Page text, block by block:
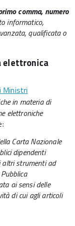
comma, numero
informatico,
qualificata o
elettronica
Ministri
in materia di
elettroniche
Carta Nazionale
dipendenti
altri strumenti ad
ai sensi delle
di cui agli articoli